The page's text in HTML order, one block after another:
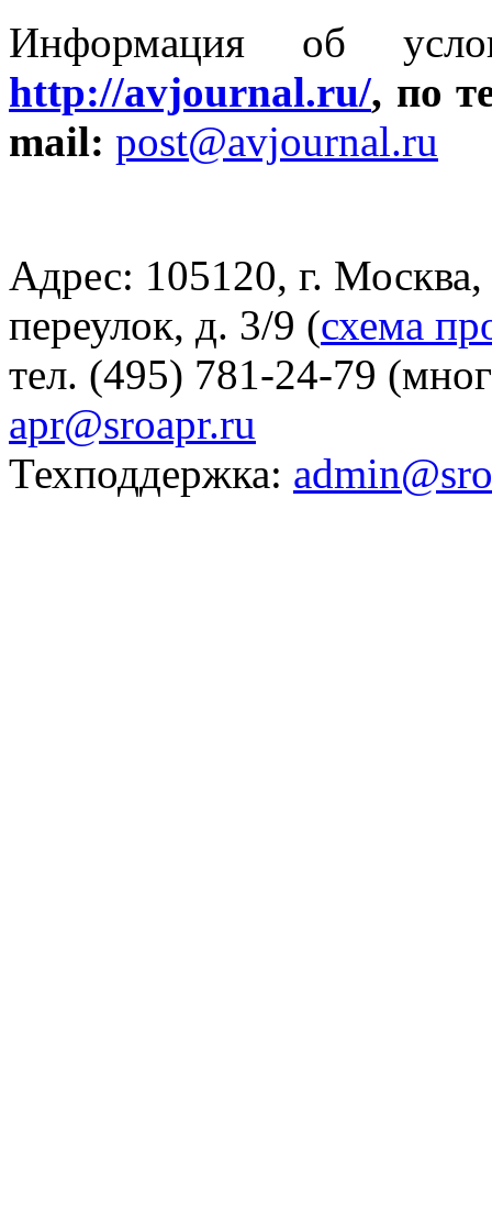
Информация об
http://avjournal.ru/, по
mail: post@avjournal.ru
Адрес: 105120, г.
переулок, д. 3/9 (схема
тел. (495) 781-24-79
apr@sroapr.ru
Техподдержка: